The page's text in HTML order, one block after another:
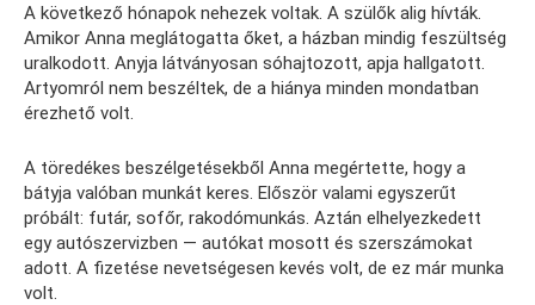
A következő hónapok nehezek voltak. A szülők alig hívták.
Amikor Anna meglátogatta őket, a házban mindig feszültség
uralkodott. Anyja látványosan sóhajtozott, apja hallgatott.
Artyomról nem beszéltek, de a hiánya minden mondatban
érezhető volt.
A töredékes beszélgetésekből Anna megértette, hogy a
bátyja valóban munkát keres. Először valami egyszerűt
próbált: futár, sofőr, rakodómunkás. Aztán elhelyezkedett
egy autószervizben — autókat mosott és szerszámokat
adott. A fizetése nevetségesen kevés volt, de ez már munka
volt.